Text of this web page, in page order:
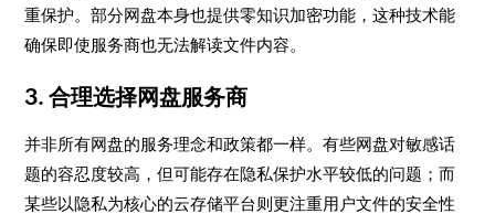
重保护。部分网盘本身也提供零知识加密功能，这种技术能
确保即使服务商也无法解读文件内容。
3. 合理选择网盘服务商
并非所有网盘的服务理念和政策都一样。有些网盘对敏感话
题的容忍度较高，但可能存在隐私保护水平较低的问题；而
某些以隐私为核心的云存储平台则更注重用户文件的安全性